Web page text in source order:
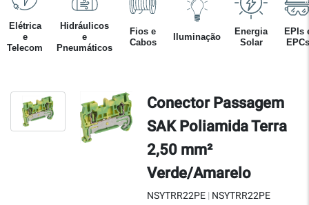
Elétrica
e
Telecom
Hidráulicos
e
Pneumáticos
Fios e
Cabos
Iluminação
Energia
Solar
EPIs
EPCs
Conector Passagem
SAK Poliamida Terra
2,50 mm²
Verde/Amarelo
NSYTRR22PE | NSYTRR22PE